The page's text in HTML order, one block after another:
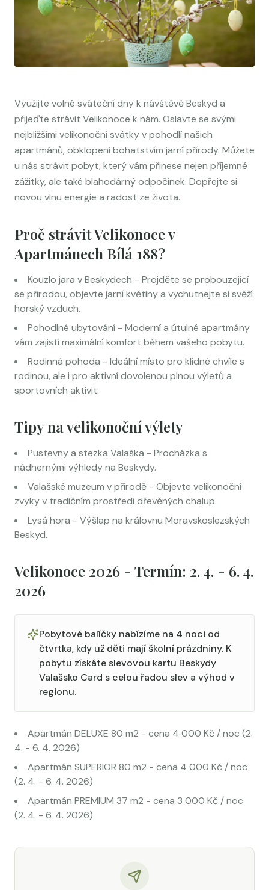
Využijte volné sváteční dny k návštěvě Beskyd a
přijeďte strávit Velikonoce k nám. Oslavte se svými
nejbližšími velikonoční svátky v pohodlí našich
apartmánů, obklopeni bohatstvím jarní přírody. Můžete
u nás strávit pobyt, který vám přinese nejen příjemné
zážitky, ale také blahodárný odpočinek. Dopřejte si
novou vlnu energie a radost ze života.
Proč strávit Velikonoce v
Apartmánech Bílá 188?
Kouzlo jara v Beskydech - Projděte se probouzející
se přírodou, objevte jarní květiny a vychutnejte si svěží
horský vzduch.
Pohodlné ubytování - Moderní a útulné apartmány
vám zajistí maximální komfort během vašeho pobytu.
Rodinná pohoda - Ideální místo pro klidné chvíle s
rodinou, ale i pro aktivní dovolenou plnou výletů a
sportovních aktivit.
Tipy na velikonoční výlety
Pustevny a stezka Valaška - Procházka s
nádhernými výhledy na Beskydy.
Valašské muzeum v přírodě - Objevte velikonoční
zvyky v tradičním prostředí dřevěných chalup.
Lysá hora - Výšlap na královnu Moravskoslezských
Beskyd.
Velikonoce 2026 - Termín: 2. 4. - 6. 4.
2026
Pobytové balíčky nabízíme na 4 noci od
čtvrtka, kdy už děti mají školní prázdniny. K
pobytu získáte slevovou kartu Beskydy
Valašsko Card s celou řadou slev a výhod v
regionu.
Apartmán DELUXE 80 m2 - cena 4 000 Kč / noc (2.
4. - 6. 4. 2026)
Apartmán SUPERIOR 80 m2 - cena 4 000 Kč / noc
(2. 4. - 6. 4. 2026)
Apartmán PREMIUM 37 m2 - cena 3 000 Kč / noc
(2. 4. - 6. 4. 2026)